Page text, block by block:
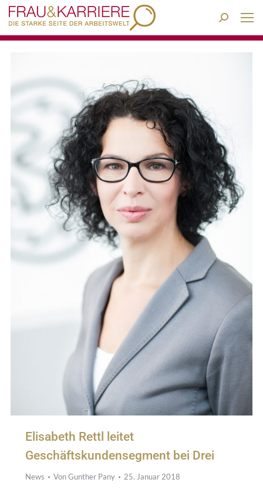
Search:
Elisabeth Rettl leitet
Geschäftskundensegment bei Drei
News VonGunther Pany 25. Januar 2018